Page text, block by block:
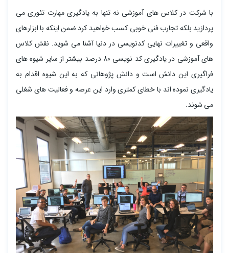
با شرکت در کلاس های آموزشی نه تنها به یادگیری مهارت تئوری می
پردازید بلکه تجارب فنی خوبی کسب خواهید کرد ضمن اینکه با ابزارهای
واقعی و تغییرات نهایی کدنویسی در دنیا آشنا می شوید. نقش کلاس
های آموزشی در یادگیری کد نویسی 80 درصد بیشتر از سایر شیوه های
فراگیری این دانش است و دانش پژوهانی که به این شیوه اقدام به
یادگیری نموده اند با خطای کمتری وارد این عرصه و فعالیت های شغلی
می شوند.